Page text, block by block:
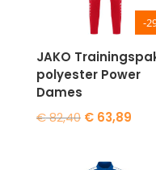
-
JAKO
polyester Power
Dames
€82,40
was:
€63,89